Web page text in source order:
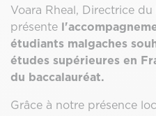
Voara Rheal, Directrice
présente
étudiants malgaches
études supérieures en
du baccalauréat.
Grâce à notre présence